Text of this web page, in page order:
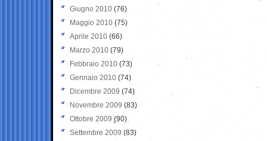
Giugno 2010 (76)
Maggio 2010 (75)
Aprile 2010 (66)
Marzo 2010 (79)
Febbraio 2010 (73)
Gennaio 2010 (74)
Dicembre 2009 (74)
Novembre 2009 (83)
Ottobre 2009 (90)
Settembre 2009 (83)